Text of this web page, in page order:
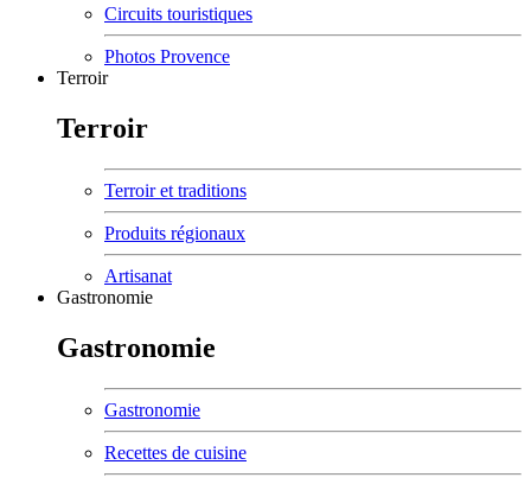
Circuits touristiques
Photos Provence
Terroir
Terroir
Terroir et traditions
Produits régionaux
Artisanat
Gastronomie
Gastronomie
Gastronomie
Recettes de cuisine